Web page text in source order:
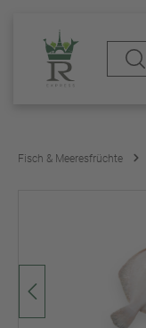
Fisch & Meeresfrüchte